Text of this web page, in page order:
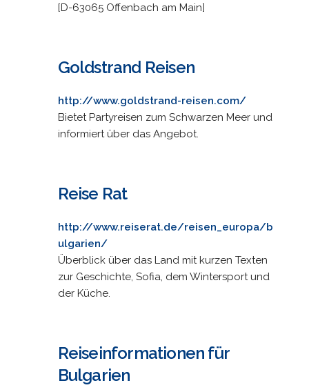
[D-63065 Offenbach am Main]
Goldstrand Reisen
http://www.goldstrand-reisen.com/
Bietet Partyreisen zum Schwarzen Meer und
informiert über das Angebot.
Reise Rat
http://www.reiserat.de/reisen_europa/b
ulgarien/
Überblick über das Land mit kurzen Texten
zur Geschichte, Sofia, dem Wintersport und
der Küche.
Reiseinformationen für
Bulgarien